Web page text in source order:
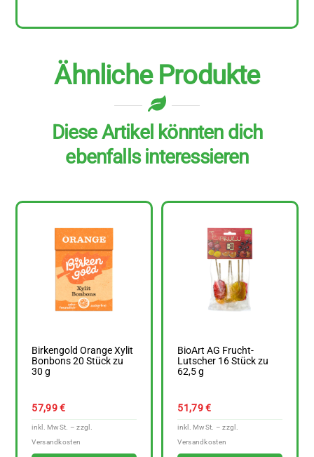
Menge
Ähnliche Produkte
Diese Artikel könnten dich
ebenfalls interessieren
Birkengold Orange Xylit
Bonbons 20 Stück zu
30 g
57,99€
BioArt AG Frucht-
Lutscher 16 Stück zu
62,5 g
51,79€